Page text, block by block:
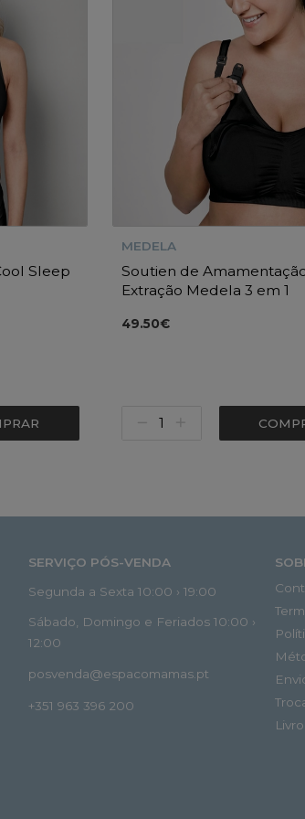
Sleep
MEDELA
Soutien de
Extração Medela 3 em 1
49.50€
SERVIÇO PÓS-VENDA
Segunda a Sexta 10:00 › 19:00
Sábado, Domingo e Feriados 10:00 ›
12:00
posvenda@espacomamas.pt
+351 963 396 200